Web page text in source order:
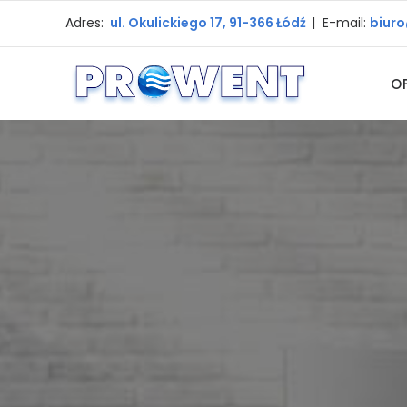
Adres: ul. Okulickiego 17, 91-366 Łódź | E-mail: